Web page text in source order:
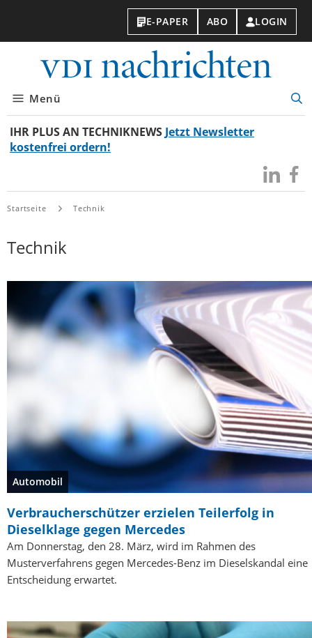
E-PAPER ABO LOGIN
Menü
IHR PLUS AN TECHNIKNEWS Jetzt Newsletter
kostenfrei ordern!
Besuchen
Sie
Sie
Startseite Technik
Technik
Automobil
Verbraucherschützer erzielen Teilerfolg in
Dieselklage gegen Mercedes
Am Donnerstag, den 28. März, wird im Rahmen des
Musterverfahrens gegen Mercedes-Benz im Dieselskandal eine
Entscheidung erwartet.